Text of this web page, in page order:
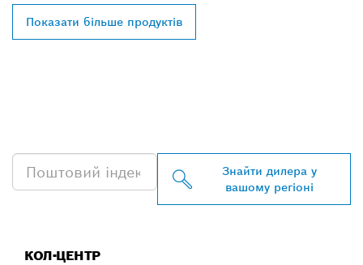
Показати більше продуктів
Знайти дилера у
вашому регіоні
КОЛ-ЦЕНТР